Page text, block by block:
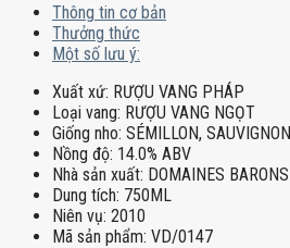
Thông tin cơ bản
Thưởng thức
Một số lưu ý:
Xuất xứ: RƯỢU VANG PHÁP
Loại vang: RƯỢU VANG NGỌT
Giống nho: SÉMILLON,
Nồng độ: 14.0% ABV
Nhà sản xuất: DOMAINES
Dung tích: 750ML
Niên vụ: 2010
Mã sản phẩm: VD/0147